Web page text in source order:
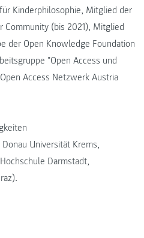
Kinderphilosophie, Mitglied der
Community (bis 2021), Mitglied
der Open Knowledge Foundation
"Open Access und
Access Netzwerk Austria
Universität Krems,
Darmstadt,